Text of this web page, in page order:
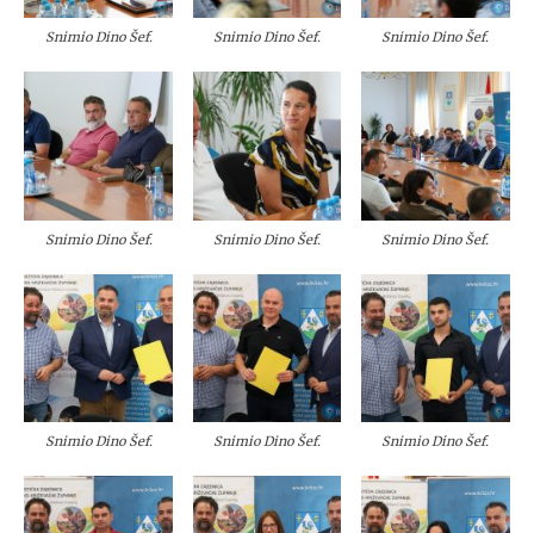
Snimio Dino Šef. Snimio Dino Šef. Snimio Dino Šef.
Snimio Dino Šef. Snimio Dino Šef. Snimio Dino Šef.
Snimio Dino Šef. Snimio Dino Šef. Snimio Dino Šef.